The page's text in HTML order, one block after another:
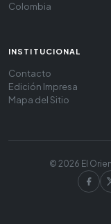
Colombia
INSTITUCIONAL
Contacto
Edición Impresa
Mapa del Sitio
© 2026 El